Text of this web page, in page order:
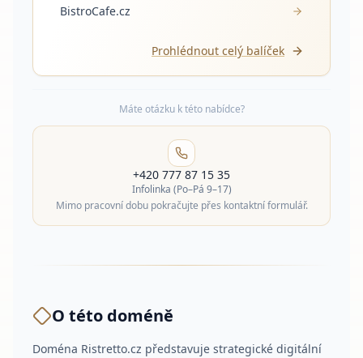
BistroCafe.cz
Prohlédnout celý balíček
Máte otázku k této nabídce?
+420 777 87 15 35
Infolinka (Po–Pá 9–17)
Mimo pracovní dobu pokračujte přes kontaktní formulář.
O této doméně
Doména Ristretto.cz představuje strategické digitální